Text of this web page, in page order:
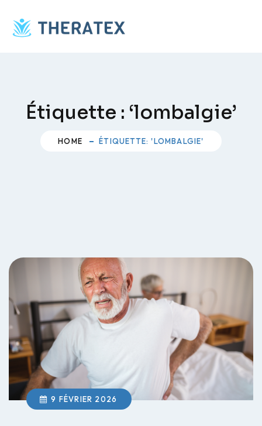
content
Étiquette : ‘lombalgie’
HOME ÉTIQUETTE: 'LOMBALGIE'
9 FÉVRIER 2026